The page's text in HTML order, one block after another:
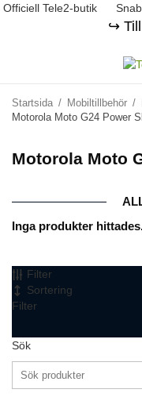
Officiell Tele2-butik
↪️
Startsida / Mobiltillbehör /
Motorola Moto G24 Power
Motorola Moto
Inga produkter
Filter
Sortering
Filter
Sök